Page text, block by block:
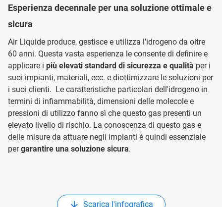
Esperienza decennale per una soluzione ottimale e
sicura
Air Liquide produce, gestisce e utilizza l'idrogeno da oltre
60 anni. Questa vasta esperienza le consente di definire e
applicare i più elevati standard di sicurezza e qualità per i
suoi impianti, materiali, ecc. e diottimizzare le soluzioni per
i suoi clienti. Le caratteristiche particolari dell'idrogeno in
termini di infiammabilità, dimensioni delle molecole e
pressioni di utilizzo fanno sì che questo gas presenti un
elevato livello di rischio. La conoscenza di questo gas e
delle misure da attuare negli impianti è quindi essenziale
pergarantire una soluzione sicura.
Scarica l'infografica